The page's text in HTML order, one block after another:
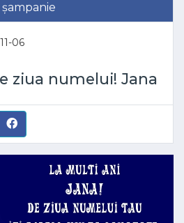
șampanie
06
ziua numelui! Jana